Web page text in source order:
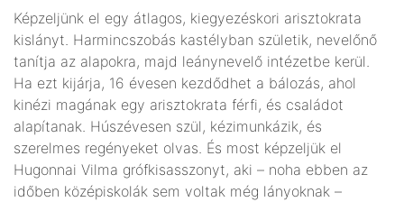
Képzeljünk el egy átlagos, kiegyezéskori arisztokrata
kislányt. Harmincszobás kastélyban születik, nevelőnő
tanítja az alapokra, majd leánynevelő intézetbe kerül.
Ha ezt kijárja, 16 évesen kezdődhet a bálozás, ahol
kinézi magának egy arisztokrata férfi, és családot
alapítanak. Húszévesen szül, kézimunkázik, és
szerelmes regényeket olvas. És most képzeljük el
Hugonnai Vilma grófkisasszonyt, aki – noha ebben az
időben középiskolák sem voltak még lányoknak –